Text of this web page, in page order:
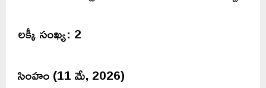
లక్కీ సంఖ్య: 2
సింహం (11 మే, 2026)